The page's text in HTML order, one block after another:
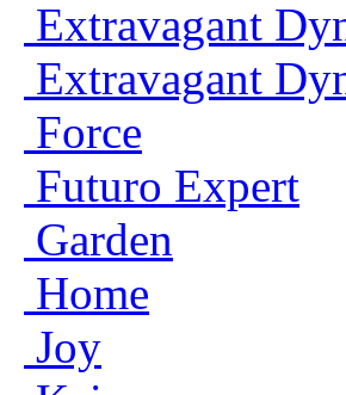
Extravagant
Extravagant
Force
Futuro Expert
Garden
Home
Joy